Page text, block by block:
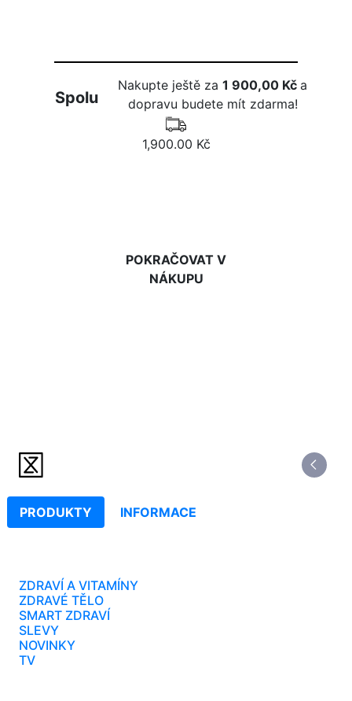
Spolu
Nakupte ještě za1 900,00 Kča
dopravu budete mít zdarma!
1,900.00 Kč
POKRAČOVAT V
NÁKUPU
PRODUKTY INFORMACE
ZDRAVÍ A VITAMÍNY
ZDRAVÉ TĚLO
SMART ZDRAVÍ
SLEVY
NOVINKY
TV